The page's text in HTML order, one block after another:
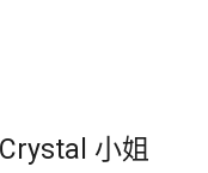
小姐